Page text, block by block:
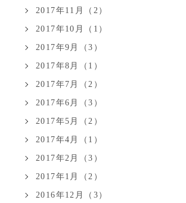
2017年11月（2）
2017年10月（1）
2017年9月（3）
2017年8月（1）
2017年7月（2）
2017年6月（3）
2017年5月（2）
2017年4月（1）
2017年2月（3）
2017年1月（2）
2016年12月（3）